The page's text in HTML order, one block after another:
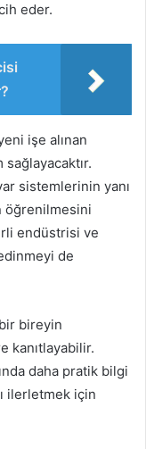
eder.
işe alınan
sistemlerinin yanı
öğrenilmesini
endüstrisi ve
de
bireyin
kanıtlayabilir.
daha pratik bilgi
ilerletmek için